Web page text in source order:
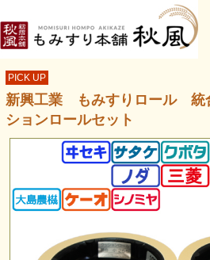
PICK UP
新興工業 もみすりロール 統
ションロールセット